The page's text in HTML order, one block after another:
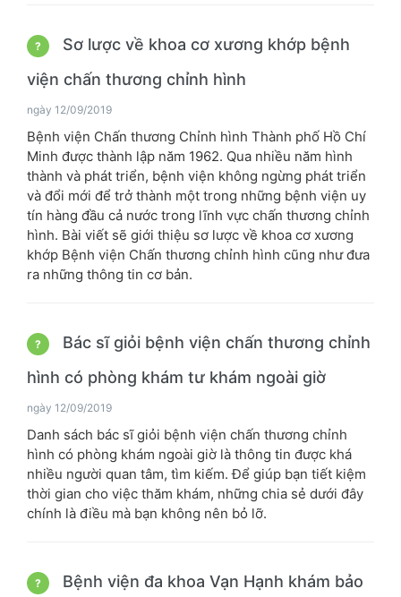
?
Sơ lược về khoa cơ xương khớp bệnh
viện chấn thương chỉnh hình
ngày 12/09/2019
Bệnh viện Chấn thương Chỉnh hình Thành phố Hồ Chí
Minh được thành lập năm 1962. Qua nhiều năm hình
thành và phát triển, bệnh viện không ngừng phát triển
và đổi mới để trở thành một trong những bệnh viện uy
tín hàng đầu cả nước trong lĩnh vực chấn thương chỉnh
hình. Bài viết sẽ giới thiệu sơ lược về khoa cơ xương
khớp Bệnh viện Chấn thương chỉnh hình cũng như đưa
ra những thông tin cơ bản.
?
Bác sĩ giỏi bệnh viện chấn thương chỉnh
hình có phòng khám tư khám ngoài giờ
ngày 12/09/2019
Danh sách bác sĩ giỏi bệnh viện chấn thương chỉnh
hình có phòng khám ngoài giờ là thông tin được khá
nhiều người quan tâm, tìm kiếm. Để giúp bạn tiết kiệm
thời gian cho việc thăm khám, những chia sẻ dưới đây
chính là điều mà bạn không nên bỏ lỡ.
?
Bệnh viện đa khoa Vạn Hạnh khám bảo